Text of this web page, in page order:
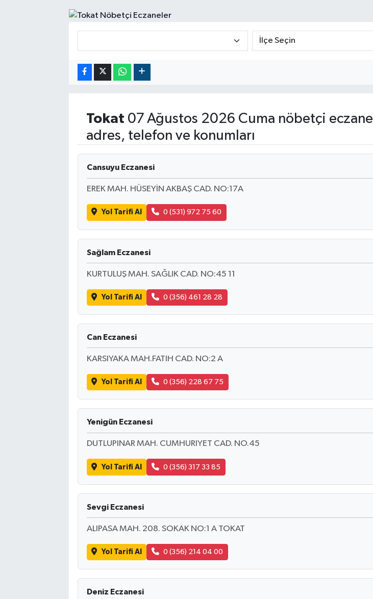
Tokat 07 Ağustos 2026 Cuma nöbetçi eczane
adres, telefon ve konumları
Cansuyu Eczanesi
EREK MAH. HÜSEYİN AKBAŞ CAD. NO:17A
Yol Tarifi Al 0 (531) 972 75 60
Sağlam Eczanesi
KURTULUŞ MAH. SAĞLIK CAD. NO:45 11
Yol Tarifi Al 0 (356) 461 28 28
Can Eczanesi
KARSIYAKA MAH.FATIH CAD. NO:2 A
Yol Tarifi Al 0 (356) 228 67 75
Yenigün Eczanesi
DUTLUPINAR MAH. CUMHURIYET CAD. NO.45
Yol Tarifi Al 0 (356) 317 33 85
Sevgi Eczanesi
ALIPASA MAH. 208. SOKAK NO:1 A TOKAT
Yol Tarifi Al 0 (356) 214 04 00
Deniz Eczanesi
RESMİ İLANLAR